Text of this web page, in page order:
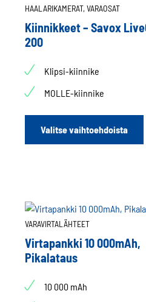
HAALARIKAMERAT, VARAOSAT
Kiinnikkeet – Savox
200
Klipsi-kiinnike
MOLLE-kiinnike
Valitse vaihtoehdoista
VARAVIRTALÄHTEET
Virtapankki 10 000mAh,
Pikalataus
10 000 mAh